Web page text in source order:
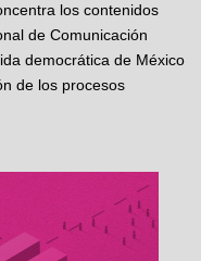
los contenidos
de Comunicación
democrática de México
de los procesos